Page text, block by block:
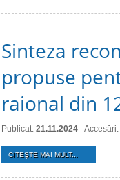
Sinteza
propuse
raional din
Publicat: 21.11.2024
CITEŞTE MAI MULT...